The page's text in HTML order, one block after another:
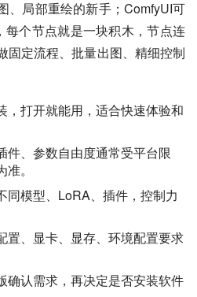
、局部重绘的新手；ComfyUI可
每个节点就是一块积木，节点连
固定流程、批量出图、精细控制
，打开就能用，适合快速体验和
件、参数自由度通常受平台限
。
同模型、LoRA、插件，控制力
置、显卡、显存、环境配置要求
确认需求，再决定是否安装软件